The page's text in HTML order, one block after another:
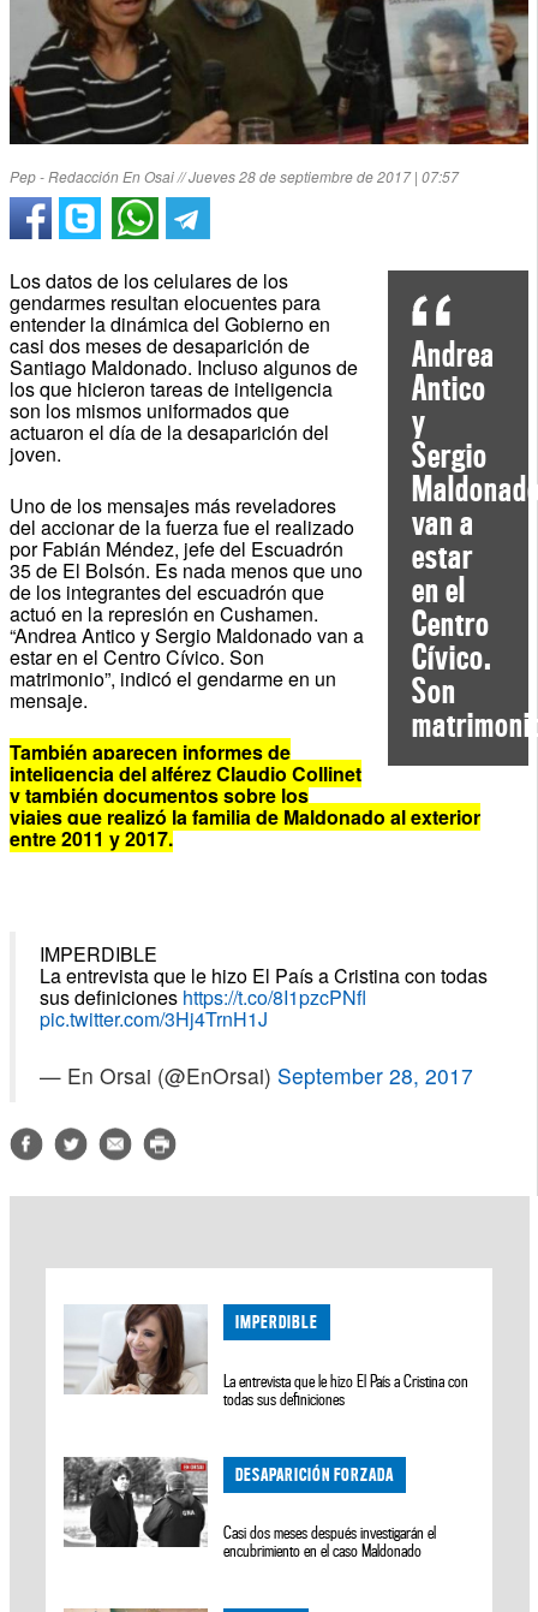
Pep - Redacción En Osai // Jueves 28 de septiembre de 2017 | 07:57
Andrea
Antico
y
Sergio
van a
estar
en el
Centro
Cívico.
Son
Los datos de los celulares de los
gendarmes resultan elocuentes para
entender la dinámica del Gobierno en
casi dos meses de desaparición de
Santiago Maldonado. Incluso algunos de
los que hicieron tareas de inteligencia
son los mismos uniformados que
actuaron el día de la desaparición del
joven.
Uno de los mensajes más reveladores
del accionar de la fuerza fue el realizado
por Fabián Méndez, jefe del Escuadrón
35 de El Bolsón. Es nada menos que uno
de los integrantes del escuadrón que
actuó en la represión en Cushamen.
“Andrea Antico y Sergio Maldonado van a
estar en el Centro Cívico. Son
matrimonio”, indicó el gendarme en un
mensaje.
También aparecen informes de
inteligencia del alférez Claudio Collinet
y también documentos sobre los
viajes que realizó la familia de Maldonado al exterior
entre 2011 y 2017.
IMPERDIBLE
La entrevista que le hizo El País a Cristina con todas
sus definiciones https://t.co/8I1pzcPNfl
pic.twitter.com/3Hj4TrnH1J
— En Orsai (@EnOrsai) September 28, 2017
IMPERDIBLE
La entrevista que le hizo El País a Cristina con
todas sus definiciones
DESAPARICIÓN FORZADA
Casi dos meses después investigarán el
encubrimiento en el caso Maldonado